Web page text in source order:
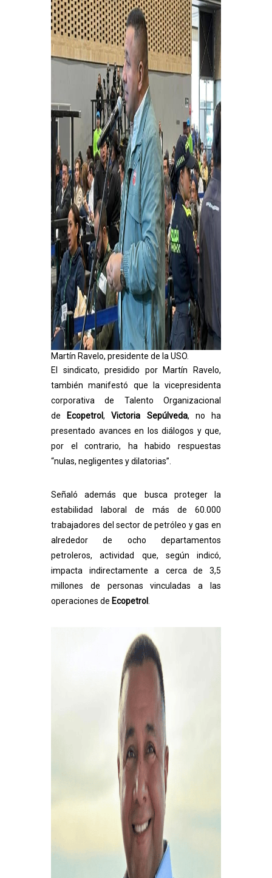
Martín Ravelo, presidente de la USO.
El sindicato, presidido por Martín Ravelo,
también manifestó que la vicepresidenta
corporativa de Talento Organizacional
de
Ecopetrol,Victoria Sepúlveda, no ha
presentado avances en los diálogos y que,
por el contrario, ha habido respuestas
“nulas, negligentes y dilatorias”.
Señaló además que busca proteger la
estabilidad laboral de más de 60.000
trabajadores del sector de petróleo y gas en
alrededor de ocho departamentos
petroleros, actividad que, según indicó,
impacta indirectamente a cerca de 3,5
millones de personas vinculadas a las
operaciones de Ecopetrol